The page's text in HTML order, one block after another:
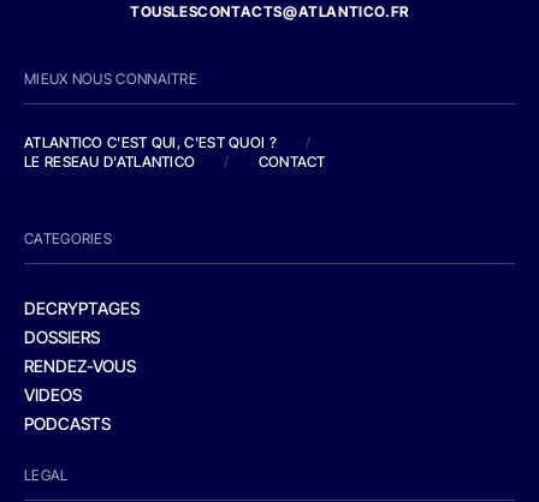
TOUSLESCONTACTS@ATLANTICO.FR
MIEUX NOUS CONNAITRE
ATLANTICO C'EST QUI, C'EST QUOI ?
/
LE RESEAU D'ATLANTICO
/ CONTACT
CATEGORIES
DECRYPTAGES
DOSSIERS
RENDEZ-VOUS
VIDEOS
PODCASTS
LEGAL